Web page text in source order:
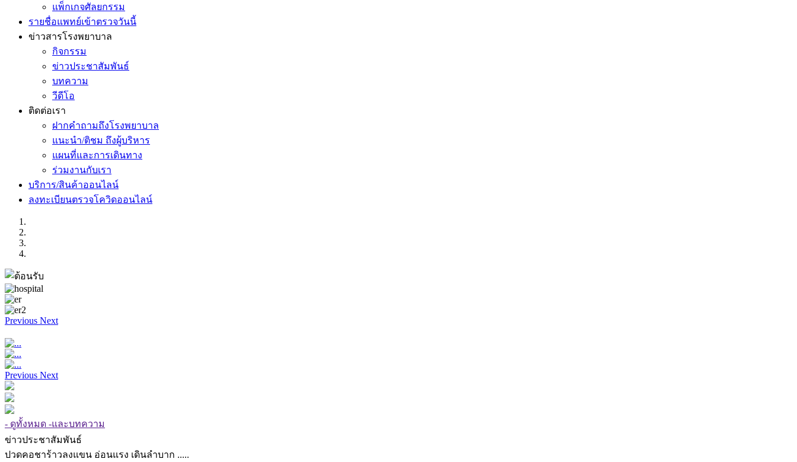
แพ็กเกจศัลยกรรม
รายชื่อแพทย์เข้าตรวจวันนี้
ข่าวสารโรงพยาบาล
กิจกรรม
ข่าวประชาสัมพันธ์
บทความ
วีดีโอ
ติดต่อเรา
ฝากคำถามถึงโรงพยาบาล
แนะนำ/ติชม ถึงผู้บริหาร
แผนที่และการเดินทาง
ร่วมงานกับเรา
บริการ/สินค้าออนไลน์
ลงทะเบียนตรวจโควิดออนไลน์
Previous Next
Previous Next
- ดูทั้งหมด -และบทความ
ข่าวประชาสัมพันธ์
ปวดคอชาร้าวลงแขน อ่อนแรง เดินลำบาก .....